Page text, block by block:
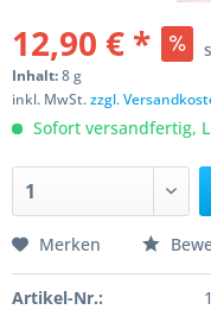
12,90 € *
Inhalt:8 g
inkl. MwSt.zzgl.
Sofort versandfertig,
Merken
Artikel-Nr.: